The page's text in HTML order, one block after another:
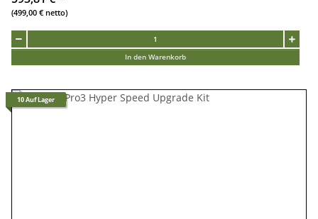
(499,00 € netto)
In den Warenkorb
10 Auf Lager